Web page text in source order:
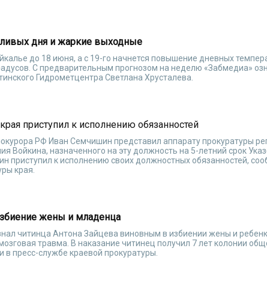
дня и жаркие выходные
до 18 июня, а с 19-го начнется повышение дневных
С предварительным прогнозом на неделю «Забмедиа»
Гидрометцентра Светлана Хрусталева.
приступил к исполнению обязанностей
РФ Иван Семчишин представил аппарату прокуратуры
Войкина, назначенного на эту должность на 5-летний срок
приступил к исполнению своих должностных обязанностей,
края.
жены и младенца
читинца Антона Зайцева виновным в избиении жены и
травма. В наказание читинец получил 7 лет колонии
пресс-службе краевой прокуратуры.